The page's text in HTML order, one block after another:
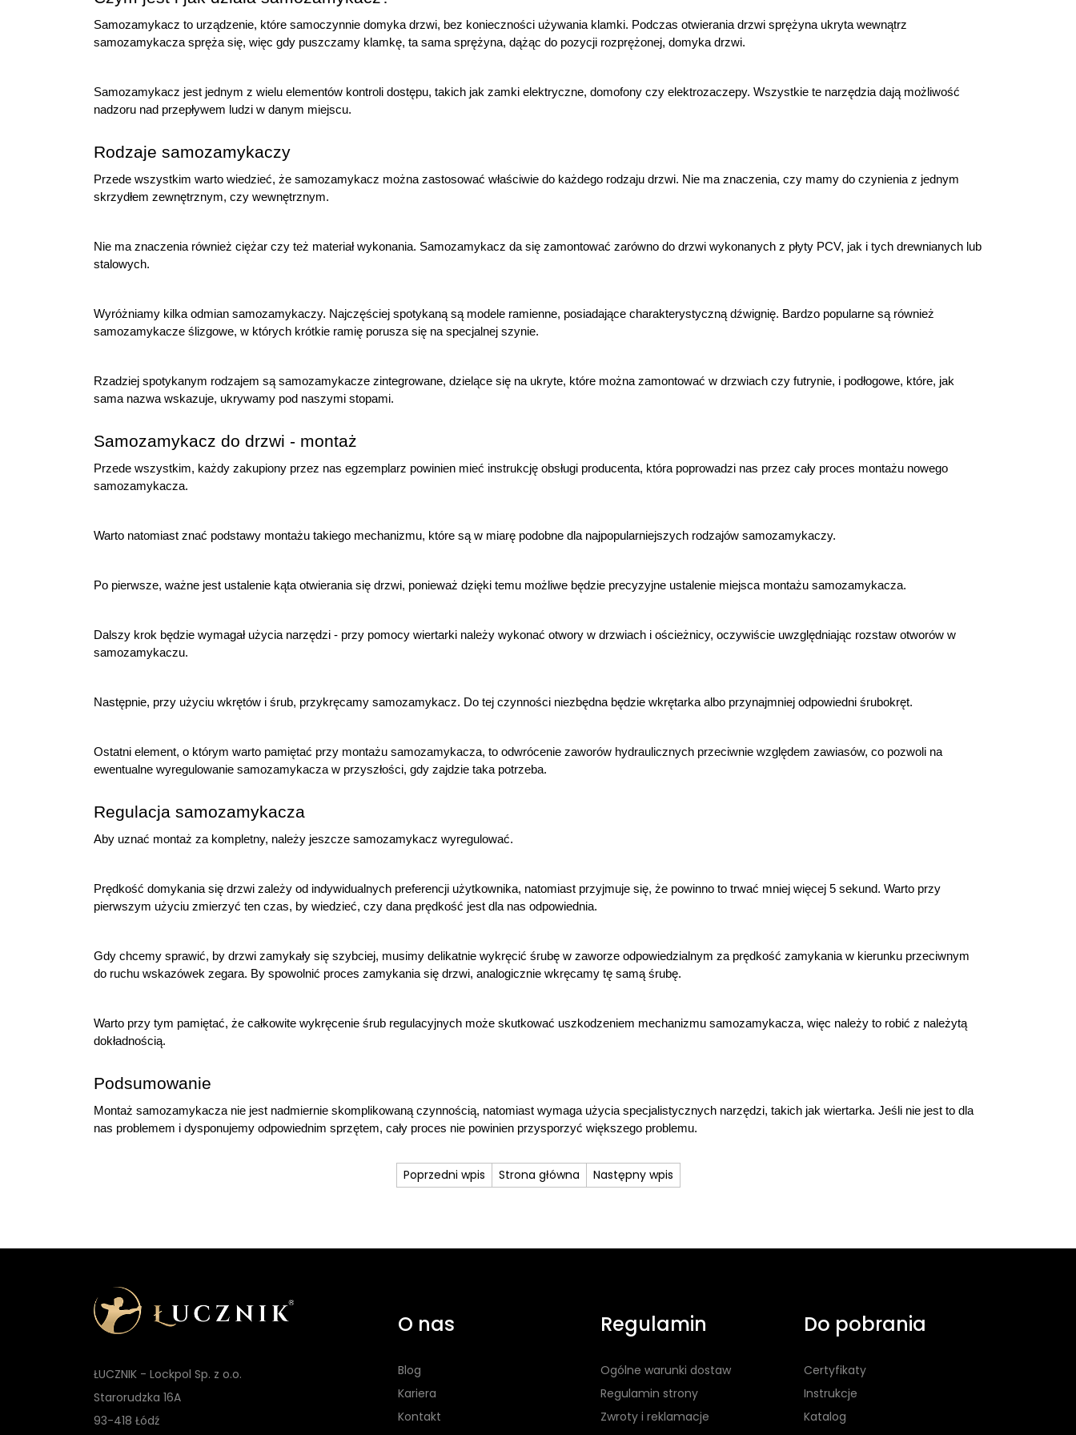
Samozamykacz to urządzenie, które samoczynnie domyka drzwi, bez konieczności używania klamki. Podczas otwierania drzwi sprężyna ukryta wewnątrz
samozamykacza spręża się, więc gdy puszczamy klamkę, ta sama sprężyna, dążąc do pozycji rozprężonej, domyka drzwi.
Samozamykacz jest jednym z wielu elementów kontroli dostępu, takich jak zamki elektryczne, domofony czy elektrozaczepy. Wszystkie te narzędzia dają możliwość
nadzoru nad przepływem ludzi w danym miejscu.
Rodzaje samozamykaczy
Przede wszystkim warto wiedzieć, że samozamykacz można zastosować właściwie do każdego rodzaju drzwi. Nie ma znaczenia, czy mamy do czynienia z jednym
skrzydłem zewnętrznym, czy wewnętrznym.
Nie ma znaczenia również ciężar czy też materiał wykonania. Samozamykacz da się zamontować zarówno do drzwi wykonanych z płyty PCV, jak i tych drewnianych lub
stalowych.
Wyróżniamy kilka odmian samozamykaczy. Najczęściej spotykaną są modele ramienne, posiadające charakterystyczną dźwignię. Bardzo popularne są również
samozamykacze ślizgowe, w których krótkie ramię porusza się na specjalnej szynie.
Rzadziej spotykanym rodzajem są samozamykacze zintegrowane, dzielące się na ukryte, które można zamontować w drzwiach czy futrynie, i podłogowe, które, jak
sama nazwa wskazuje, ukrywamy pod naszymi stopami.
Samozamykacz do drzwi - montaż
Przede wszystkim, każdy zakupiony przez nas egzemplarz powinien mieć instrukcję obsługi producenta, która poprowadzi nas przez cały proces montażu nowego
samozamykacza.
Warto natomiast znać podstawy montażu takiego mechanizmu, które są w miarę podobne dla najpopularniejszych rodzajów samozamykaczy.
Po pierwsze, ważne jest ustalenie kąta otwierania się drzwi, ponieważ dzięki temu możliwe będzie precyzyjne ustalenie miejsca montażu samozamykacza.
Dalszy krok będzie wymagał użycia narzędzi - przy pomocy wiertarki należy wykonać otwory w drzwiach i ościeżnicy, oczywiście uwzględniając rozstaw otworów w
samozamykaczu.
Następnie, przy użyciu wkrętów i śrub, przykręcamy samozamykacz. Do tej czynności niezbędna będzie wkrętarka albo przynajmniej odpowiedni śrubokręt.
Ostatni element, o którym warto pamiętać przy montażu samozamykacza, to odwrócenie zaworów hydraulicznych przeciwnie względem zawiasów, co pozwoli na
ewentualne wyregulowanie samozamykacza w przyszłości, gdy zajdzie taka potrzeba.
Regulacja samozamykacza
Aby uznać montaż za kompletny, należy jeszcze samozamykacz wyregulować.
Prędkość domykania się drzwi zależy od indywidualnych preferencji użytkownika, natomiast przyjmuje się, że powinno to trwać mniej więcej 5 sekund. Warto przy
pierwszym użyciu zmierzyć ten czas, by wiedzieć, czy dana prędkość jest dla nas odpowiednia.
Gdy chcemy sprawić, by drzwi zamykały się szybciej, musimy delikatnie wykręcić śrubę w zaworze odpowiedzialnym za prędkość zamykania w kierunku przeciwnym
do ruchu wskazówek zegara. By spowolnić proces zamykania się drzwi, analogicznie wkręcamy tę samą śrubę.
Warto przy tym pamiętać, że całkowite wykręcenie śrub regulacyjnych może skutkować uszkodzeniem mechanizmu samozamykacza, więc należy to robić z należytą
dokładnością.
Podsumowanie
Montaż samozamykacza nie jest nadmiernie skomplikowaną czynnością, natomiast wymaga użycia specjalistycznych narzędzi, takich jak wiertarka. Jeśli nie jest to dla
nas problemem i dysponujemy odpowiednim sprzętem, cały proces nie powinien przysporzyć większego problemu.
Poprzedni wpis Strona główna Następny wpis
ŁUCZNIK - Lockpol Sp. z o.o.
Starorudzka 16A
93-418 Łódź
O nas
Blog
Kariera
Kontakt
Regulamin
Ogólne warunki dostaw
Regulamin strony
Zwroty i reklamacje
Do pobrania
Certyfikaty
Instrukcje
Katalog